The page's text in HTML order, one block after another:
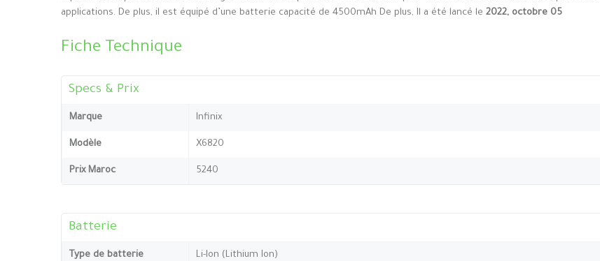
applications. De plus, il est équipé d’une batterie capacité de 4500mAh De plus, Il a été lancé le 2022, octobre 05
Fiche Technique
Specs & Prix
Marque Infinix
Modèle X6820
Prix Maroc 5240
Batterie
Type de batterie Li-Ion (Lithium Ion)